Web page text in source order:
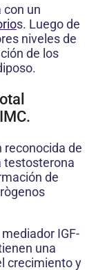
con un
s. Luego de
niveles de
de los
reconocida de
testosterona
de
IGF-
una
crecimiento y